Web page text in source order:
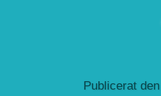
Publicerat den